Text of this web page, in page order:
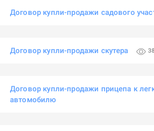
Договор купли-продажи садового
Договор купли-продажи скутера
Договор купли-продажи прицепа к
автомобилю